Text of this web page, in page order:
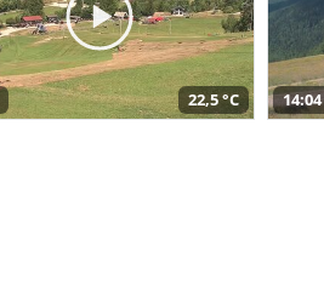
22,5 °C 14:04